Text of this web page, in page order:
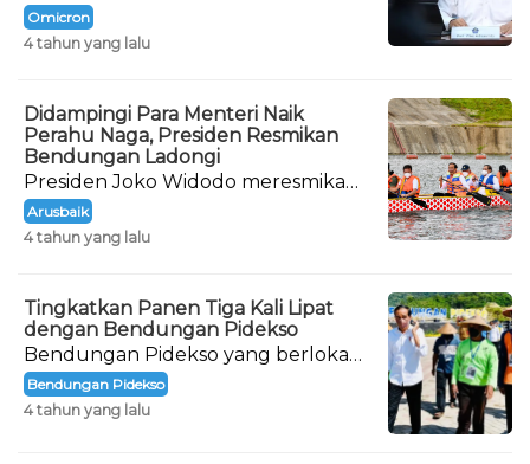
pasien yang terinfeksi varian
Omicron Covid-19 sedang menjalani
Omicron
4 tahun yang lalu
Didampingi Para Menteri Naik
Perahu Naga, Presiden Resmikan
Bendungan Ladongi
Presiden Joko Widodo meresmikan
Bendungan Ladongi di Kabupaten
Kolaka Timur, Provinsi Sulawesi
Arusbaik
4 tahun yang lalu
Tingkatkan Panen Tiga Kali Lipat
dengan Bendungan Pidekso
Bendungan Pidekso yang berlokasi
di Kabupaten Wonogiri, Jawa
Tengah, akhirnya diresmikan.
Bendungan Pidekso
4 tahun yang lalu